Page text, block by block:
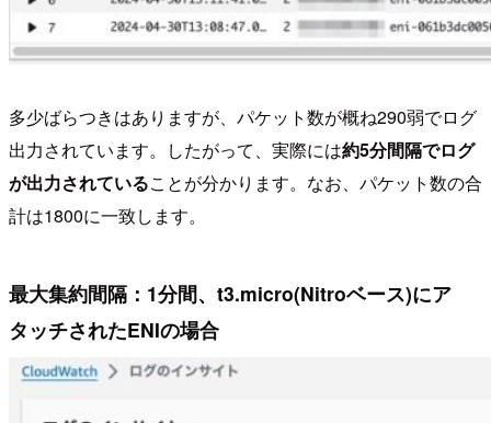
多少ばらつきはありますが、パケット数が概ね290弱でログ
出力されています。したがって、実際には約5分間隔でログ
が出力されていることが分かります。なお、パケット数の合
計は1800に一致します。
最大集約間隔：1分間、t3.micro(Nitroベース)にア
タッチされたENIの場合